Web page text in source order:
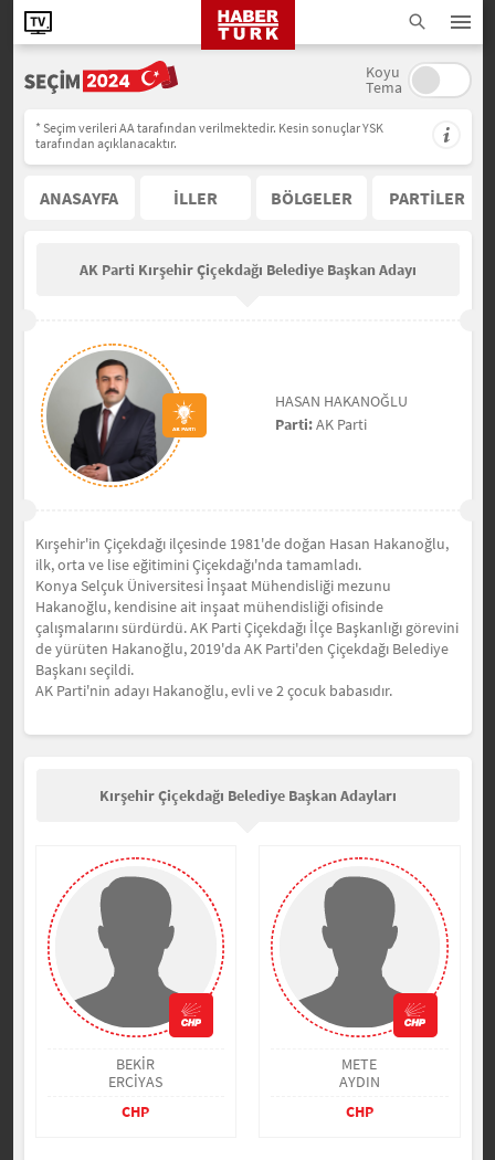
Koyu
Tema
* Seçim verileri AA tarafından verilmektedir. Kesin sonuçlar YSK
tarafından açıklanacaktır.
ANASAYFA İLLER BÖLGELER PARTİLER
AK Parti Kırşehir Çiçekdağı Belediye Başkan Adayı
HASAN HAKANOĞLU
Parti:AK Parti
Kırşehir'in Çiçekdağı ilçesinde 1981'de doğan Hasan Hakanoğlu,
ilk, orta ve lise eğitimini Çiçekdağı'nda tamamladı.
Konya Selçuk Üniversitesi İnşaat Mühendisliği mezunu
Hakanoğlu, kendisine ait inşaat mühendisliği ofisinde
çalışmalarını sürdürdü. AK Parti Çiçekdağı İlçe Başkanlığı görevini
de yürüten Hakanoğlu, 2019'da AK Parti'den Çiçekdağı Belediye
Başkanı seçildi.
AK Parti'nin adayı Hakanoğlu,evli ve 2 çocuk babasıdır.
Kırşehir Çiçekdağı Belediye Başkan Adayları
BEKİR
ERCİYAS
CHP
METE
AYDIN
CHP